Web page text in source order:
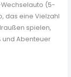
Wechselauto (5-
das eine Vielzahl
spielen,
und Abenteuer